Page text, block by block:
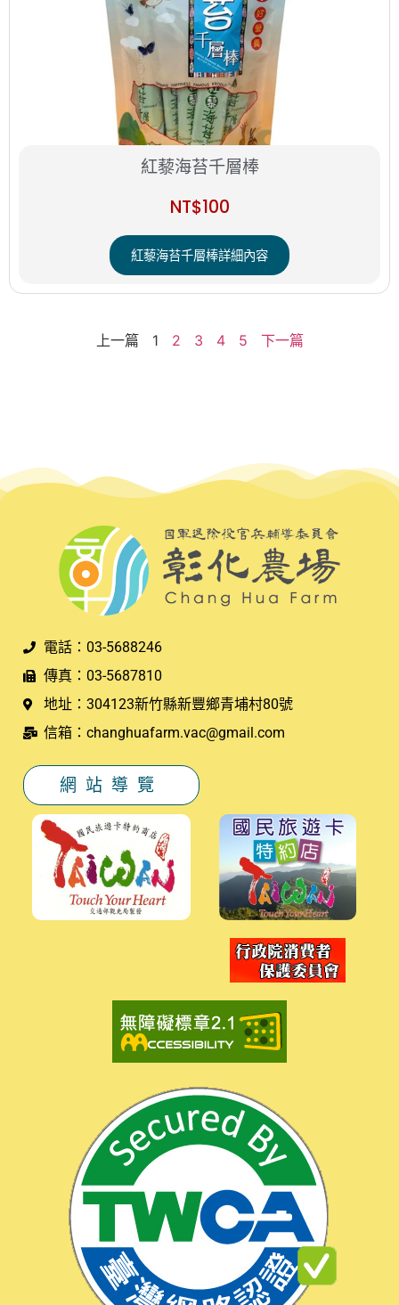
紅藜海苔千層棒
NT$100
紅藜海苔千層棒詳細內容
上一篇 1 2 3 4 5 下一篇
電話：03-5688246
傳真：03-5687810
地址：304123新竹縣新豐鄉青埔村80號
信箱：changhuafarm.vac@gmail.com
網站導覽